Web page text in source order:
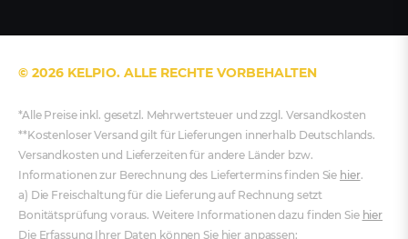
© 2026 KELPIO. ALLE RECHTE VORBEHALTEN
*Alle Preise inkl. gesetzl. Mehrwertsteuer und zzgl. Versandkosten
**Kostenloser Versand gilt für Lieferungen innerhalb Deutschlands.
Versandkosten und Lieferzeiten für andere Länder bzw.
Informationen zur Berechnung des Liefertermins finden Sie hier.
a) Die Freischaltung für die Lieferung auf Rechnung setzt
Bonitätsprüfung voraus. Weitere Informationen dazu finden Sie hier
Die Erfassung Ihrer Daten können Sie hier anpassen: